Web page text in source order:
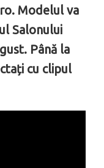
Modelul va
Salonului
Până la
cu clipul